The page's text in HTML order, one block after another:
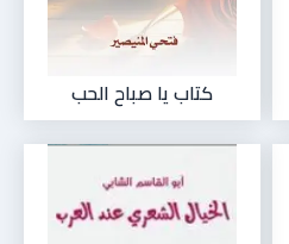
كتاب يا صباح الحب